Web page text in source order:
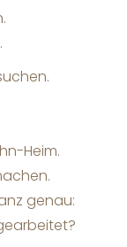
Heim.
genau: